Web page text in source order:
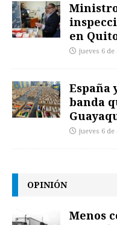
en
jueves 6 de
España
banda
jueves 6 de
OPINIÓN
Menos